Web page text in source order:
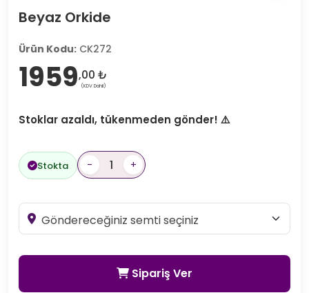
Beyaz Orkide
Ürün Kodu: CK272
1959,00 ₺
(KDV Dahil)
Stoklar azaldı, tükenmeden gönder! ⚠️
Stokta - +
Sipariş Ver